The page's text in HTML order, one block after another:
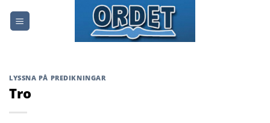
LYSSNA PÅ PREDIKNINGAR
Tro